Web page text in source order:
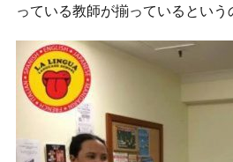
っている教師が揃っているとい